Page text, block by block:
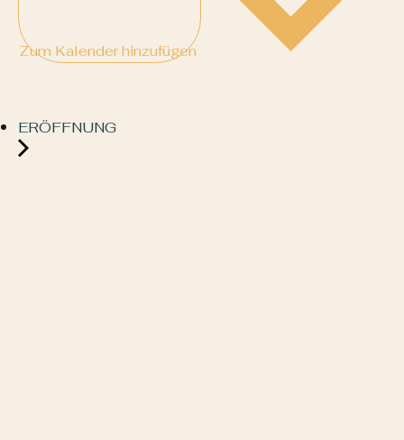
Zum Kalender hinzufügen
ERÖFFNUNG